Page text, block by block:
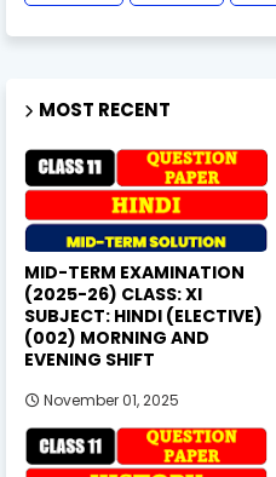
MOST RECENT
MID-TERM EXAMINATION
(2025-26) CLASS: XI
SUBJECT: HINDI (ELECTIVE)
(002) MORNING AND
EVENING SHIFT
November 01, 2025